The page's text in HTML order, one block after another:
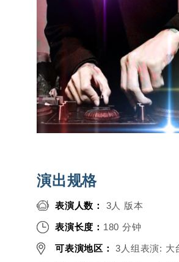
演出规格
表演人数： 3人 版本
表演长度： 180 分钟
可表演地区： 3人组表演: 大